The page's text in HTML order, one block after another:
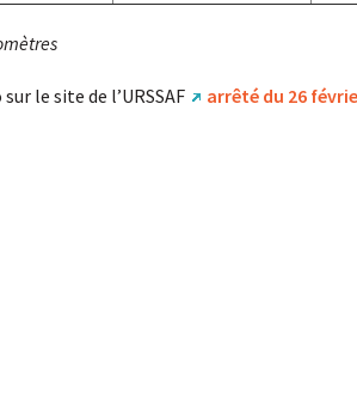
le site de l’URSSAF arrêté du 26